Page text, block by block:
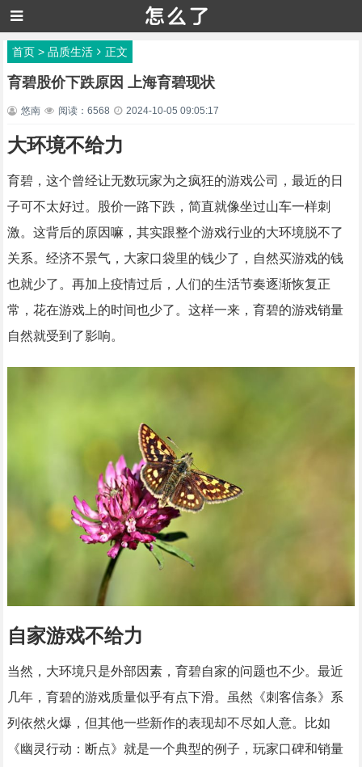
首页> 品质生活 正文
育碧股价下跌原因 上海育碧现状
悠南 阅读：6568 2024-10-05 09:05:17
大环境不给力
育碧，这个曾经让无数玩家为之疯狂的游戏公司，最近的日
子可不太好过。股价一路下跌，简直就像坐过山车一样刺
激。这背后的原因嘛，其实跟整个游戏行业的大环境脱不了
关系。经济不景气，大家口袋里的钱少了，自然买游戏的钱
也就少了。再加上疫情过后，人们的生活节奏逐渐恢复正
常，花在游戏上的时间也少了。这样一来，育碧的游戏销量
自然就受到了影响。
自家游戏不给力
当然，大环境只是外部因素，育碧自家的问题也不少。最近
几年，育碧的游戏质量似乎有点下滑。虽然《刺客信条》系
列依然火爆，但其他一些新作的表现却不尽如人意。比如
《幽灵行动：断点》就是一个典型的例子，玩家口碑和销量